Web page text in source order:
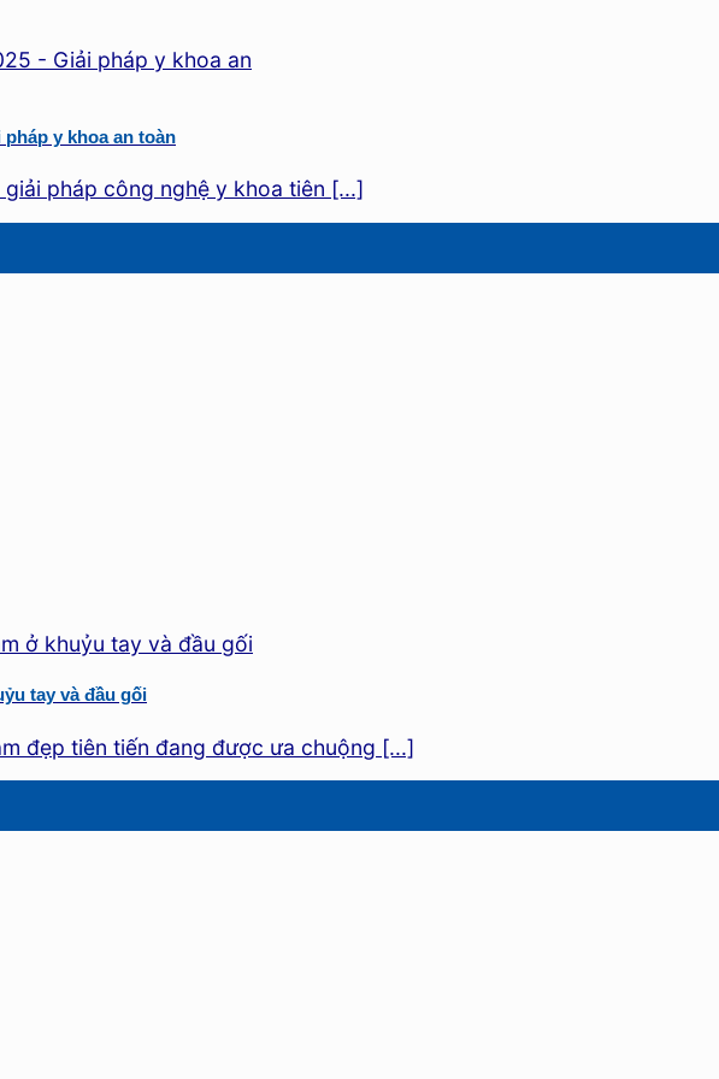
pháp y khoa an toàn
pháp công nghệ y khoa tiên [...]
tay và đầu gối
đẹp tiên tiến đang được ưa chuộng [...]